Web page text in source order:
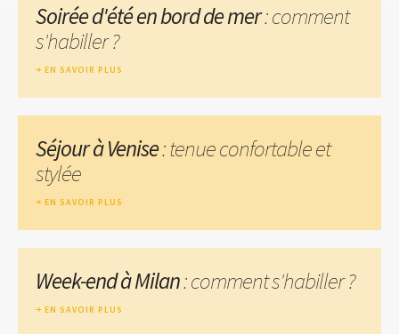
Soirée d'été en bord de mer: comment
s'habiller ?
EN SAVOIR PLUS
Séjour à Venise: tenue confortable et
stylée
EN SAVOIR PLUS
Week-end à Milan: comment s'habiller ?
EN SAVOIR PLUS